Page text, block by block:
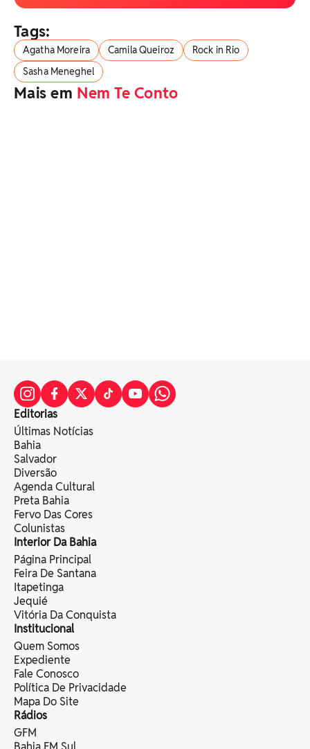
Tags:
Agatha Moreira Camila Queiroz
Rock in Rio
Sasha Meneghel
Mais em Nem Te Conto
Editorias
Últimas Notícias
Bahia
Salvador
Diversão
Agenda Cultural
Preta Bahia
Fervo Das Cores
Colunistas
Interior Da Bahia
Página Principal
Feira De Santana
Itapetinga
Jequié
Vitória Da Conquista
Institucional
Quem Somos
Expediente
Fale Conosco
Política De Privacidade
Mapa Do Site
Rádios
GFM